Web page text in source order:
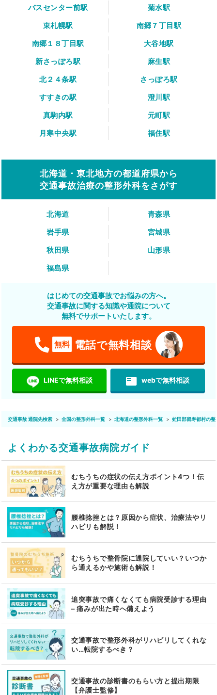
バスセンター前駅
菊水駅
東札幌駅
南郷７丁目駅
南郷１８丁目駅
大谷地駅
新さっぽろ駅
麻生駅
北２４条駅
さっぽろ駅
すすきの駅
澄川駅
真駒内駅
元町駅
月寒中央駅
福住駅
北海道・東北地方の都道府県から
交通事故治療の整形外科をさがす
北海道
青森県
岩手県
宮城県
秋田県
山形県
福島県
はじめての交通事故でお悩みの方へ。
交通事故に関する知識や通院について
無料でサポートいたします。
無料 電話で無料相談
LINEで無料相談 featured_play_list webで無料相談
交通事故 通院先検索 全国の整形外科一覧 北海道の整形外科一覧 虻田郡留寿都村の整
よくわかる交通事故病院ガイド
むちうちの症状の伝え方ポイント4つ！伝
え方が重要な理由も解説
腰椎捻挫とは？原因から症状、治療法やリ
ハビリも解説！
むちうちで整骨院に通院していい？いつか
ら通えるかや施術も解説！
追突事故で痛くなくても病院受診する理由
– 痛みが出た時へ備えよう
交通事故で整形外科がリハビリしてくれな
い…転院するべき？
交通事故の診断書のもらい方と提出期限
【弁護士監修】